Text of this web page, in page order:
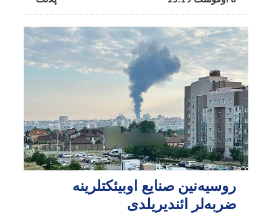
روسیه‌نین صنایع اوبیئکتلرینه
ضربه‌لر ائندیریلدی